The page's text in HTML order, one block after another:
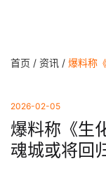
首页 / 资讯 /
2026-02-05
爆料称《生
魂城或将回